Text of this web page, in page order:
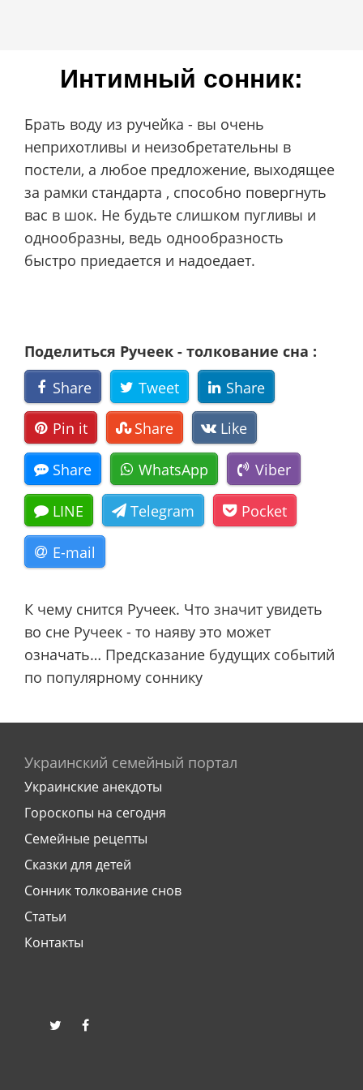
Интимный сонник:
Брать воду из ручейка - вы очень
неприхотливы и неизобретательны в
постели, а любое предложение, выходящее
за рамки стандарта , способно повергнуть
вас в шок. Не будьте слишком пугливы и
однообразны, ведь однообразность
быстро приедается и надоедает.
Поделиться Ручеек - толкование сна :
Share
Tweet Share
Pin it Share Like
Share WhatsApp Viber
LINE Telegram Pocket
E-mail
К чему снится Ручеек. Что значит увидеть
во сне Ручеек - то наяву это может
означать… Предсказание будущих событий
по популярному соннику
Украинский семейный портал
Украинские анекдоты
Гороскопы на сегодня
Семейные рецепты
Сказки для детей
Сонник толкование снов
Статьи
Контакты
twitter